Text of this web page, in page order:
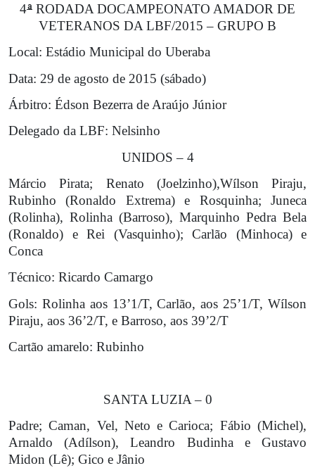
4ª RODADA DOCAMPEONATO AMADOR DE
VETERANOS DA LBF/2015 – GRUPO B
Local: Estádio Municipal do Uberaba
Data: 29 de agosto de 2015 (sábado)
Árbitro: Édson Bezerra de Araújo Júnior
Delegado da LBF: Nelsinho
UNIDOS – 4
Márcio Pirata; Renato (Joelzinho),Wílson Piraju,
Rubinho (Ronaldo Extrema) e Rosquinha; Juneca
(Rolinha), Rolinha (Barroso), Marquinho Pedra Bela
(Ronaldo) e Rei (Vasquinho); Carlão (Minhoca) e
Conca
Técnico: Ricardo Camargo
Gols: Rolinha aos 13’1/T, Carlão, aos 25’1/T, Wílson
Piraju, aos 36’2/T, e Barroso, aos 39’2/T
Cartão amarelo: Rubinho
SANTA LUZIA – 0
Padre; Caman, Vel, Neto e Carioca; Fábio (Michel),
Arnaldo (Adílson), Leandro Budinha e Gustavo
Midon (Lê); Gico e Jânio